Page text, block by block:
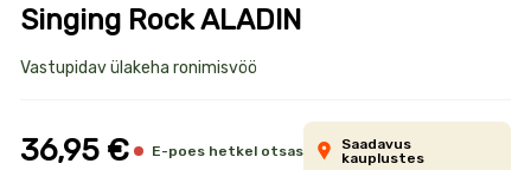
Singing Rock ALADIN
Toote
Vastupidav ülakeha ronimisvöö
36,95 € E-poes hetkel otsas
Saadavus
kauplustes